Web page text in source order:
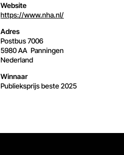
Website
https://www.nha.nl/
Adres
Postbus 7006
5980 AA Panningen
Nederland
Winnaar
Publieksprijs beste2025